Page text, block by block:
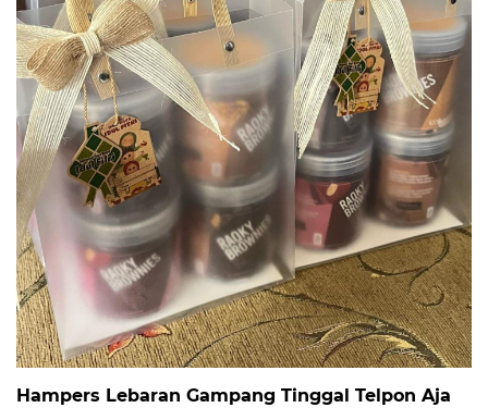
Hampers Lebaran Gampang Tinggal Telpon Aja